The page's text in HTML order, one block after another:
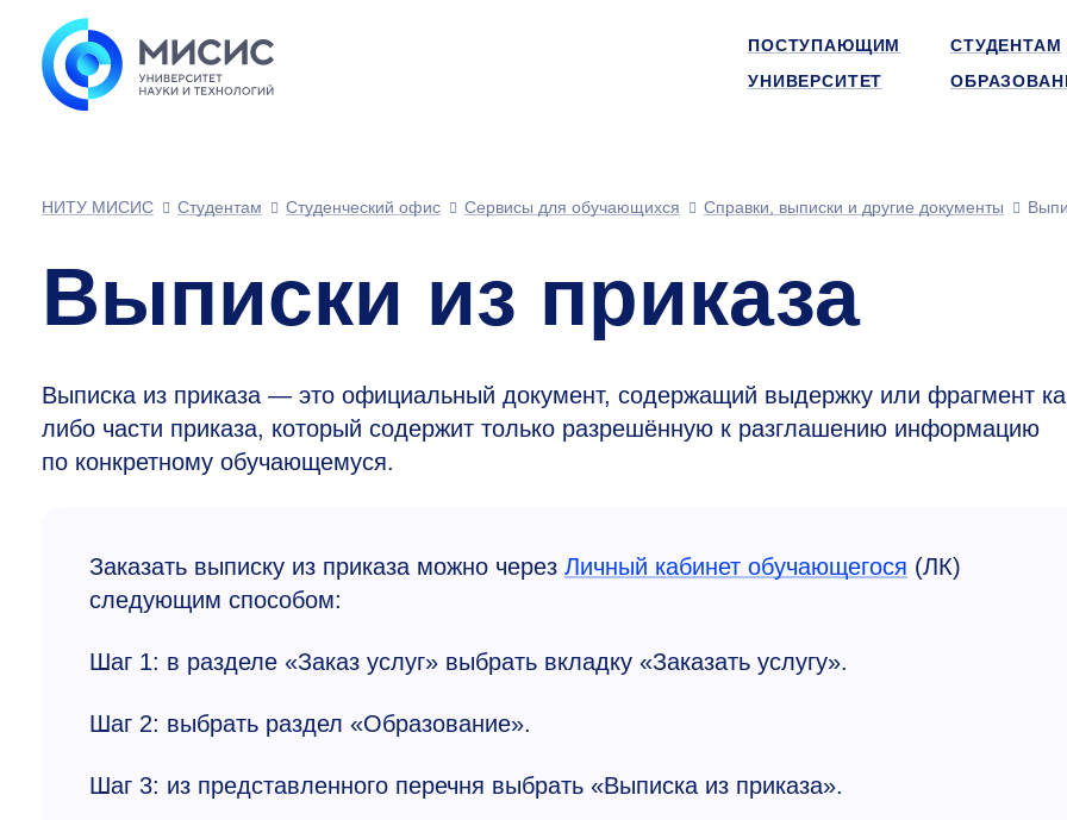
ПОСТУПАЮЩИМ
СТУДЕНТАМ
УНИВЕРСИТЕТ
НИТУ МИСИС Студентам Студенческий офис Сервисы для обучающихся Справки, выписки и другие документы
Выписки из приказа
Выписка из приказа — это официальный документ, содержащий выдержку или фрагмент
либо части приказа, который содержит только разрешённую к разглашению информацию
по конкретному обучающемуся.
Заказать выписку из приказа можно через Личный кабинет обучающегося (ЛК)
следующим способом:
Шаг 1: в разделе «Заказ услуг» выбрать вкладку «Заказать услугу».
Шаг 2: выбрать раздел «Образование».
Шаг 3: из представленного перечня выбрать «Выписка из приказа».